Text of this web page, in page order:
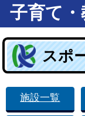
子育て
スポ
施設一覧